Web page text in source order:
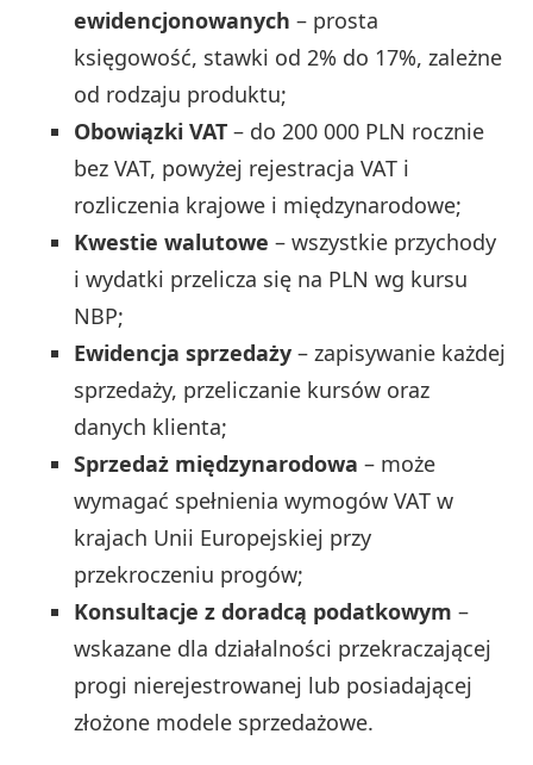
ewidencjonowanych – prosta
księgowość, stawki od 2% do 17%, zależne
od rodzaju produktu;
Obowiązki VAT – do 200 000 PLN rocznie
bez VAT, powyżej rejestracja VAT i
rozliczenia krajowe i międzynarodowe;
Kwestie walutowe – wszystkie przychody
i wydatki przelicza się na PLN wg kursu
NBP;
Ewidencja sprzedaży – zapisywanie każdej
sprzedaży, przeliczanie kursów oraz
danych klienta;
Sprzedaż międzynarodowa – może
wymagać spełnienia wymogów VAT w
krajach Unii Europejskiej przy
przekroczeniu progów;
Konsultacje z doradcą podatkowym –
wskazane dla działalności przekraczającej
progi nierejestrowanej lub posiadającej
złożone modele sprzedażowe.